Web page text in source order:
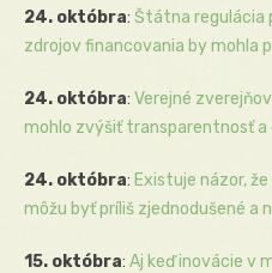
24. októbra: Štátna regulácia
zdrojov financovania by mohla
24. októbra: Verejné
mohlo zvýšiť transparentnosť a
24. októbra: Existuje názor,
môžu byť príliš zjednodušené a
15. októbra: Aj keď inovácie v